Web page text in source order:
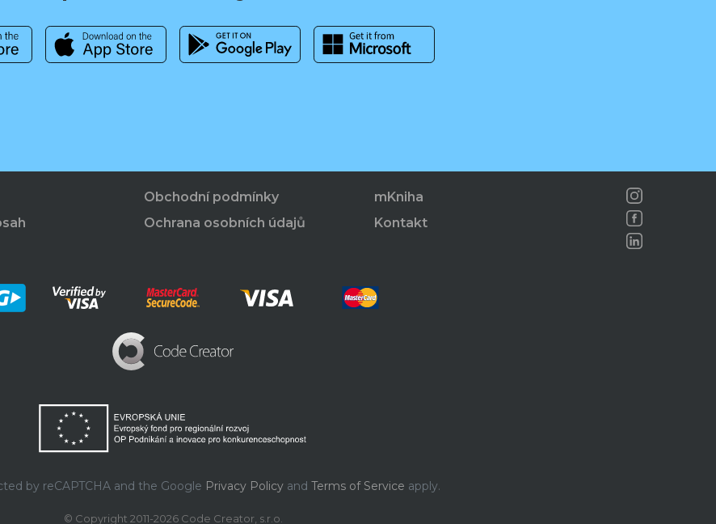
Obchodní podmínky
Ochrana osobních údajů
mKniha
Kontakt
by reCAPTCHA and the Google Privacy Policyand Terms of Service apply.
© Copyright 2011-2026 Code Creator, s.r.o.